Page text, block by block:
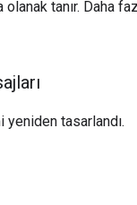
tanır. Daha
yeniden tasarlandı.